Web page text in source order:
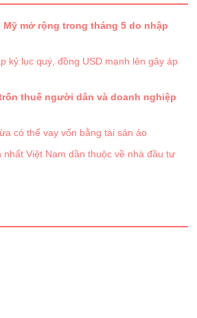
mở rộng trong tháng 5 do nhập
kỷ lục quý, đồng USD mạnh lên gây áp
thuế người dân và doanh nghiệp
có thể vay vốn bằng tài sản ảo
Việt Nam dần thuộc về nhà đầu tư